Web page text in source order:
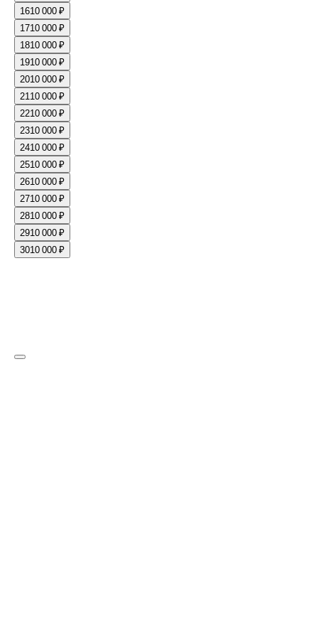
1610 000 ₽
1710 000 ₽
1810 000 ₽
1910 000 ₽
2010 000 ₽
2110 000 ₽
2210 000 ₽
2310 000 ₽
2410 000 ₽
2510 000 ₽
2610 000 ₽
2710 000 ₽
2810 000 ₽
2910 000 ₽
3010 000 ₽